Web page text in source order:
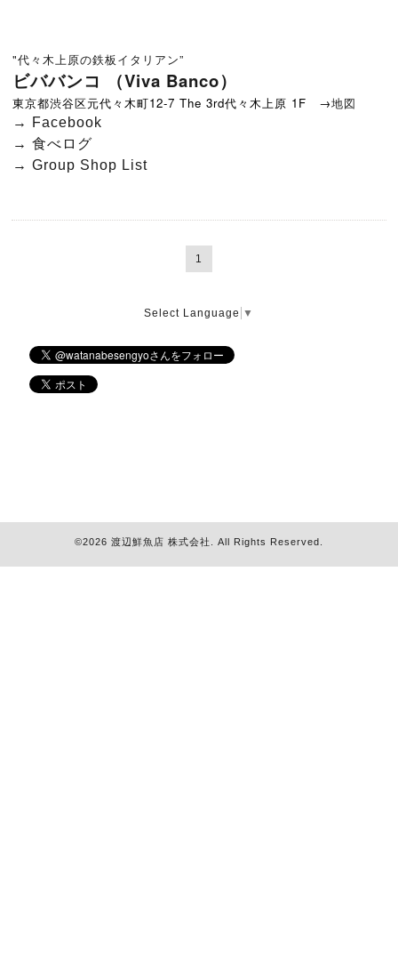
"代々木上原の鉄板イタリアン”
ビババンコ （Viva Banco）
東京都渋谷区元代々木町12-7 The 3rd代々木上原 1F →地図
→ Facebook
→食べログ
→Group Shop List
1
Select Language ▼
©2026 渡辺鮮魚店 株式会社 . All Rights Reserved.